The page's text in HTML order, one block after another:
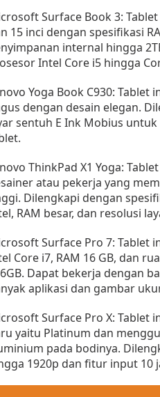
Surface Book 3:
15 inci dengan spesifikasi
internal hingga
Intel Core i5 hingga
Yoga Book C930:
dengan desain elegan.
sentuh E Ink Mobius
ThinkPad X1 Yoga:
atau pekerja yang
Dilengkapi dengan
RAM besar, dan resolusi
Surface Pro 7: Tablet
Core i7, RAM 16 GB, dan
Dapat bekerja dengan
aplikasi dan gambar
Surface Pro X: Tablet
yaitu Platinum dan
pada bodinya.
1920p dan fitur input 10